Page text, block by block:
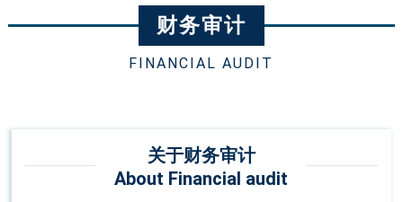
财务审计
FINANCIAL AUDIT
关于财务审计
About Financial audit